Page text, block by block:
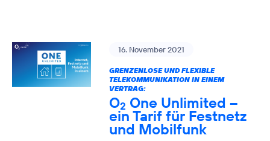
16. November 2021
GRENZENLOSE UND FLEXIBLE
TELEKOMMUNIKATION IN EINEM
VERTRAG:
O2 One Unlimited –
ein Tarif für Festnetz
und Mobilfunk